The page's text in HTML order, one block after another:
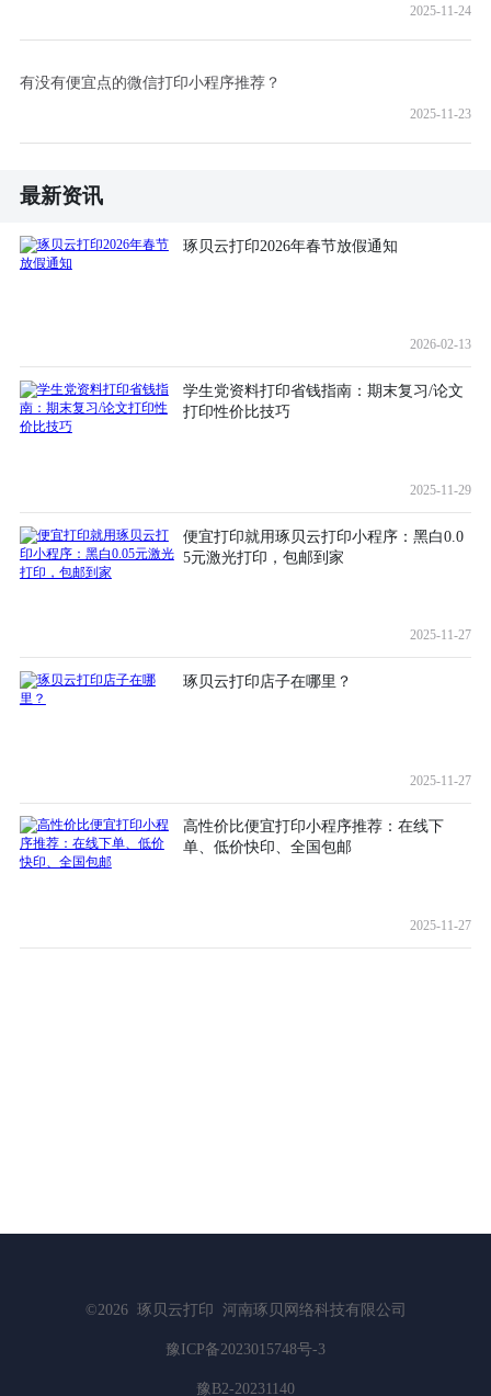
2025-11-24
有没有便宜点的微信打印小程序推荐？
2025-11-23
最新资讯
琢贝云打印2026年春节放假通知
2026-02-13
学生党资料打印省钱指南：期末复习/论文
打印性价比技巧
2025-11-29
便宜打印就用琢贝云打印小程序：黑白0.0
5元激光打印，包邮到家
2025-11-27
琢贝云打印店子在哪里？
2025-11-27
高性价比便宜打印小程序推荐：在线下
单、低价快印、全国包邮
2025-11-27
©2026 琢贝云打印 河南琢贝网络科技有限公司
豫ICP备2023015748号-3
豫B2-20231140